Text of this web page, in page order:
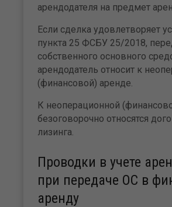
арендодателя на предмет
Если сделка удовлетворяет
пункта 25 ФСБУ 25/2018,
собственного основного
арендодатель относит к
(финансовой) аренде.
К неоперационной
безоговорочно относятся
лизинга.
Проводки в учете
при передаче ОС в
аренду